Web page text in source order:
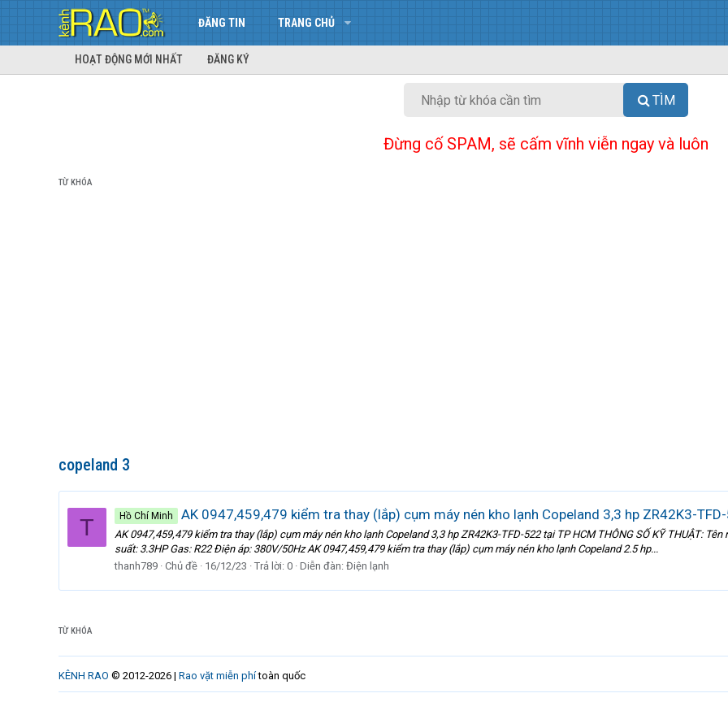
ĐĂNG TIN TRANG CHỦ
HOẠT ĐỘNG MỚI NHẤT ĐĂNG KÝ
TÌM
Đừng cố SPAM, sẽ cấm vĩnh viễn ngay và luôn
TỪ KHÓA
copeland 3
T Hồ Chí Minh AK 0947,459,479 kiểm tra thay (lắp) cụm máy nén kho lạnh Copeland 3,3 hp ZR42K3-
AK 0947,459,479 kiểm tra thay (lắp) cụm máy nén kho lạnh Copeland 3,3 hp ZR42K3-TFD-522 tại TP HCM THÔNG SỐ KỸ THUẬT:
suất: 3.3HP Gas: R22 Điện áp: 380V/50Hz AK 0947,459,479 kiểm tra thay (lắp) cụm máy nén kho lạnh Copeland 2.5 hp...
thanh789 Chủ đề 16/12/23 Trả lời: 0 Diễn đàn: Điện lạnh
TỪ KHÓA
KÊNH RAO © 2012-2026 | Rao vặt miễn phítoàn quốc